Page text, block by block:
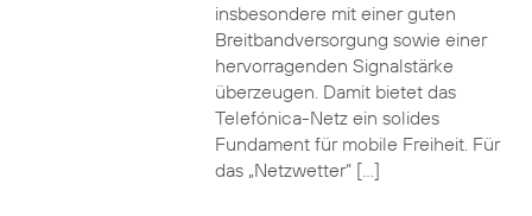
insbesondere mit einer guten
Breitbandversorgung sowie einer
hervorragenden Signalstärke
überzeugen. Damit bietet das
Telefónica-Netz ein solides
Fundament für mobile Freiheit. Für
das „Netzwetter“ […]